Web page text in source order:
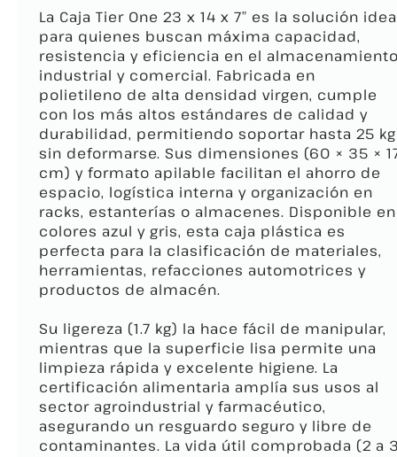
La Caja Tier One 23 x 14 x 7″ es la solución
para quienes buscan máxima capacidad,
resistencia y eficiencia en el
industrial y comercial. Fabricada en
polietileno de alta densidad virgen, cumple
con los más altos estándares de calidad y
durabilidad, permitiendo soportar hasta 25 kg
sin deformarse. Sus dimensiones (60 × 35 ×
cm) y formato apilable facilitan el ahorro de
espacio, logística interna y organización en
racks, estanterías o almacenes. Disponible en
colores azul y gris, esta caja plástica es
perfecta para la clasificación de materiales,
herramientas, refacciones automotrices y
productos de almacén.
Su ligereza (1.7 kg) la hace fácil de manipular,
mientras que la superficie lisa permite una
limpieza rápida y excelente higiene. La
certificación alimentaria amplía sus usos al
sector agroindustrial y farmacéutico,
asegurando un resguardo seguro y libre de
contaminantes. La vida útil comprobada (2 a